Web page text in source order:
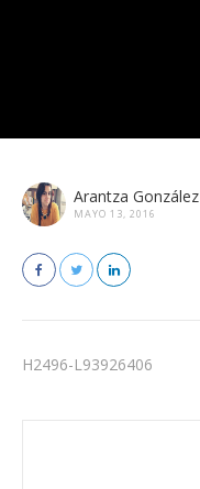
Arantza González
MAYO 13, 2016
H2496-L93926406